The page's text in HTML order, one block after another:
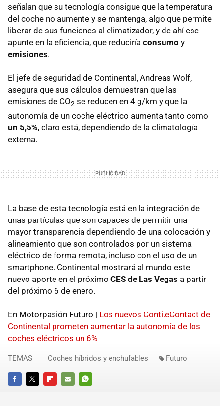
señalan que su tecnología consigue que la temperatura
del coche no aumente y se mantenga, algo que permite
liberar de sus funciones al climatizador, y de ahí ese
apunte en la eficiencia, que reduciría consumo y
emisiones.
El jefe de seguridad de Continental, Andreas Wolf,
asegura que sus cálculos demuestran que las
emisiones de CO2 se reducen en 4 g/km y que la
autonomía de un coche eléctrico aumenta tanto como
un 5,5%, claro está, dependiendo de la climatología
externa.
La base de esta tecnología está en la integración de
unas partículas que son capaces de permitir una
mayor transparencia dependiendo de una colocación y
alineamiento que son controlados por un sistema
eléctrico de forma remota, incluso con el uso de un
smartphone. Continental mostrará al mundo este
nuevo aporte en el próximo CES de Las Vegas a partir
del próximo 6 de enero.
En Motorpasión Futuro | Los nuevos Conti.eContact de
Continental prometen aumentar la autonomía de los
coches eléctricos un 6%
FACEBOOKTWITTERFLIPBOARD
E-
WHATSAPP
TEMAS Coches híbridos y enchufables Futuro